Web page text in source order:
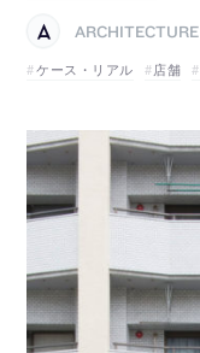
ARCHITECTURE
ケース・リアル
店舗